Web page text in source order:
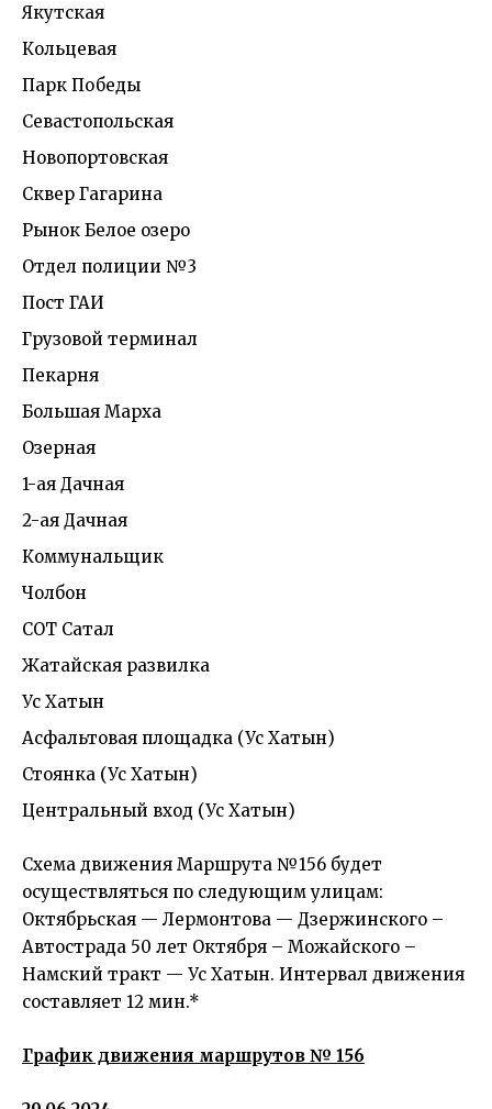
Якутская
Кольцевая
Парк Победы
Севастопольская
Новопортовская
Сквер Гагарина
Рынок Белое озеро
Отдел полиции №3
Пост ГАИ
Грузовой терминал
Пекарня
Большая Марха
Озерная
1-ая Дачная
2-ая Дачная
Коммунальщик
Чолбон
СОТ Сатал
Жатайская развилка
Ус Хатын
Асфальтовая площадка (Ус Хатын)
Стоянка (Ус Хатын)
Центральный вход (Ус Хатын)
Схема движения Маршрута №156 будет
осуществляться по следующим улицам:
Октябрьская — Лермонтова — Дзержинского –
Автострада 50 лет Октября – Можайского –
Намский тракт — Ус Хатын. Интервал движения
составляет 12 мин.*
График движения маршрутов № 156